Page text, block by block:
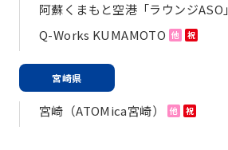
阿蘇くまもと空港「ラウンジASO」
Q-Works KUMAMOTO 他 祝
宮崎県
宮崎（ATOMica宮崎） 他 祝